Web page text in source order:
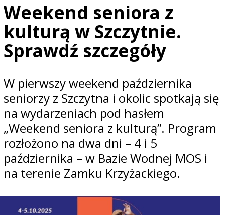
Weekend seniora z
kulturą w Szczytnie.
Sprawdź szczegóły
W pierwszy weekend października
seniorzy z Szczytna i okolic spotkają się
na wydarzeniach pod hasłem
„Weekend seniora z kulturą”. Program
rozłożono na dwa dni – 4 i 5
października – w Bazie Wodnej MOS i
na terenie Zamku Krzyżackiego.